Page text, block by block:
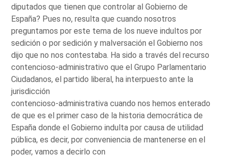
diputados que tienen que controlar al Gobierno de
España? Pues no, resulta que cuando nosotros
preguntamos por este tema de los nueve indultos por
sedición o por sedición y malversación el Gobierno nos
dijo que no nos contestaba. Ha sido a través del recurso
contencioso-administrativo que el Grupo Parlamentario
Ciudadanos, el partido liberal, ha interpuesto ante la
jurisdicción
contencioso-administrativa cuando nos hemos enterado
de que es el primer caso de la historia democrática de
España donde el Gobierno indulta por causa de utilidad
pública, es decir, por conveniencia de mantenerse en el
poder, vamos a decirlo con